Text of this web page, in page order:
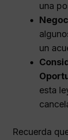
una
un
esta
Recuerda